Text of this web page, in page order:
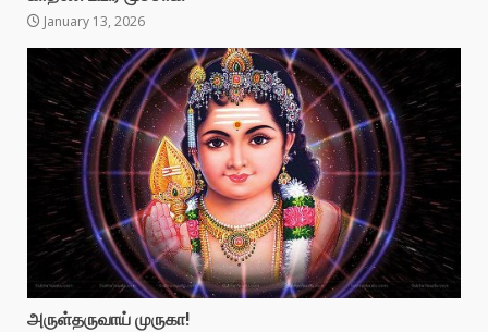
January 13, 2026
அருள்தருவாய் முருகா!